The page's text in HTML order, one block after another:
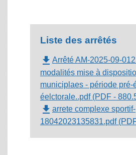
Liste des arrêtés
file_download Arrêté AM-2025-09-
modalités mise à
municiplaes - période pré-
éelctorale..pdf (PDF -
file_download arrete complexe sportif-
18042023135831.pdf